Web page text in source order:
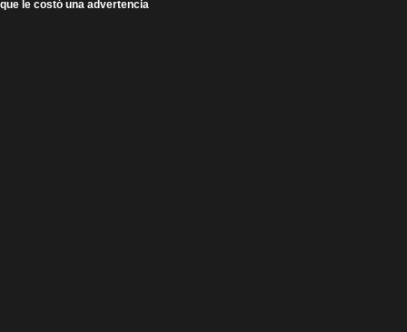
que le costó una advertencia